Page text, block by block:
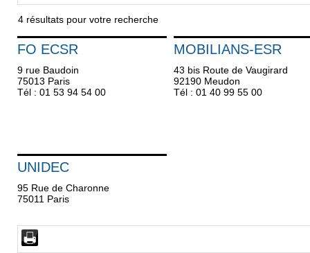
4 résultats pour votre recherche
FO ECSR
9 rue Baudoin
75013 Paris
Tél : 01 53 94 54 00
MOBILIANS-ESR
43 bis Route de Vaugirard
92190 Meudon
Tél : 01 40 99 55 00
UNIDEC
95 Rue de Charonne
75011 Paris